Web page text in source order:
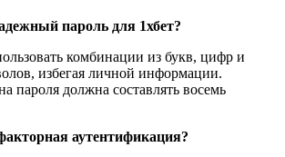
пароль для 1хбет?
комбинации из букв, цифр и
избегая личной информации.
пароля должна составлять восемь
аутентификация?